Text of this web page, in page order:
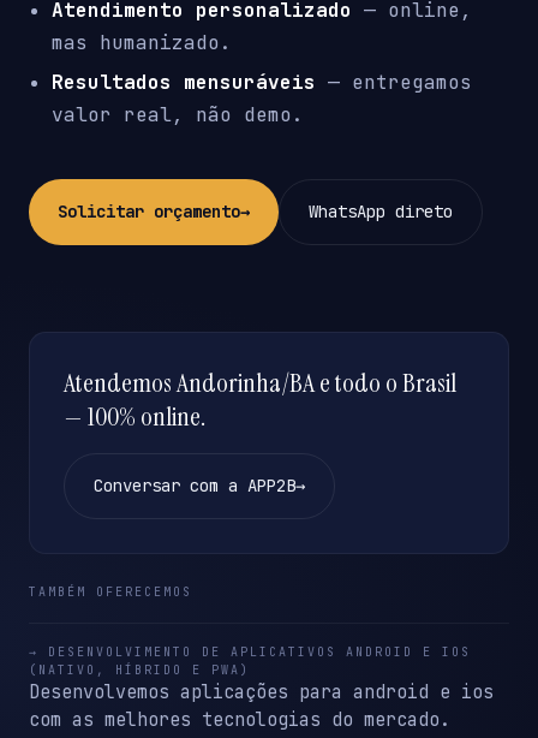
Atendimento personalizado — online,
mas humanizado.
Resultados mensuráveis — entregamos
valor real, não demo.
Solicitar orçamento→ WhatsApp direto
Atendemos Andorinha/BA e todo o Brasil
— 100% online.
Conversar com a APP2B→
TAMBÉM OFERECEMOS
→ DESENVOLVIMENTO DE APLICATIVOS ANDROID E IOS
(NATIVO, HÍBRIDO E PWA)
Desenvolvemos aplicações para android e ios
com as melhores tecnologias do mercado.